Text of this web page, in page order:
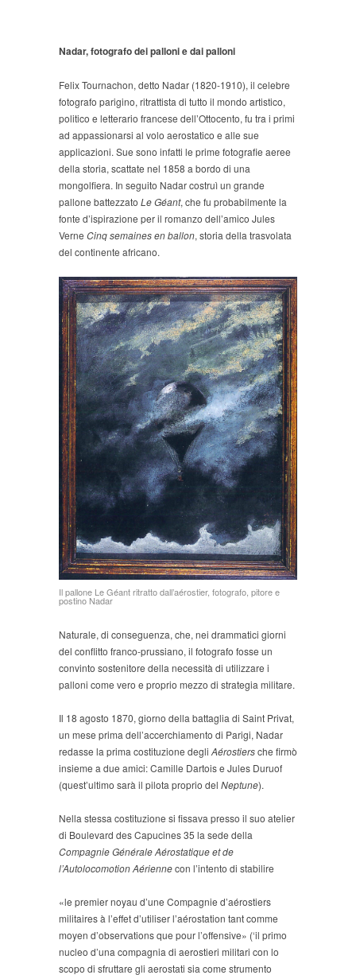
Nadar, fotografo dei palloni e dai palloni
Felix Tournachon, detto Nadar (1820-1910), il celebre
fotografo parigino, ritrattista di tutto il mondo artistico,
politico e letterario francese dell’Ottocento, fu tra i primi
ad appassionarsi al volo aerostatico e alle sue
applicazioni. Sue sono infatti le prime fotografie aeree
della storia, scattate nel 1858 a bordo di una
mongolfiera. In seguito Nadar costruì un grande
pallone battezzato Le Géant, che fu probabilmente la
fonte d’ispirazione per il romanzo dell’amico Jules
Verne Cinq semaines en ballon, storia della trasvolata
del continente africano.
Il pallone Le Géant ritratto dall’aérostier, fotografo, pitore e
postino Nadar
Naturale, di conseguenza, che, nei drammatici giorni
del conflitto franco-prussiano, il fotografo fosse un
convinto sostenitore della necessità di utilizzare i
palloni come vero e proprio mezzo di strategia militare.
Il 18 agosto 1870, giorno della battaglia di Saint Privat,
un mese prima dell’accerchiamento di Parigi, Nadar
redasse la prima costituzione degli Aérostiersche firmò
insieme a due amici: Camille Dartois e Jules Duruof
(quest’ultimo sarà il pilota proprio del Neptune).
Nella stessa costituzione si fissava presso il suo atelier
di Boulevard des Capucines 35 la sede della
Compagnie Générale Aérostatique et de
l’Autolocomotion Aériennecon l’intento di stabilire
«le premier noyau d’une Compagnie d’aérostiers
militaires à l’effet d’utiliser l’aérostation tant comme
moyen d’observations que pour l’offensive» (‘il primo
nucleo d’una compagnia di aerostieri militari con lo
scopo di sfruttare gli aerostati sia come strumento